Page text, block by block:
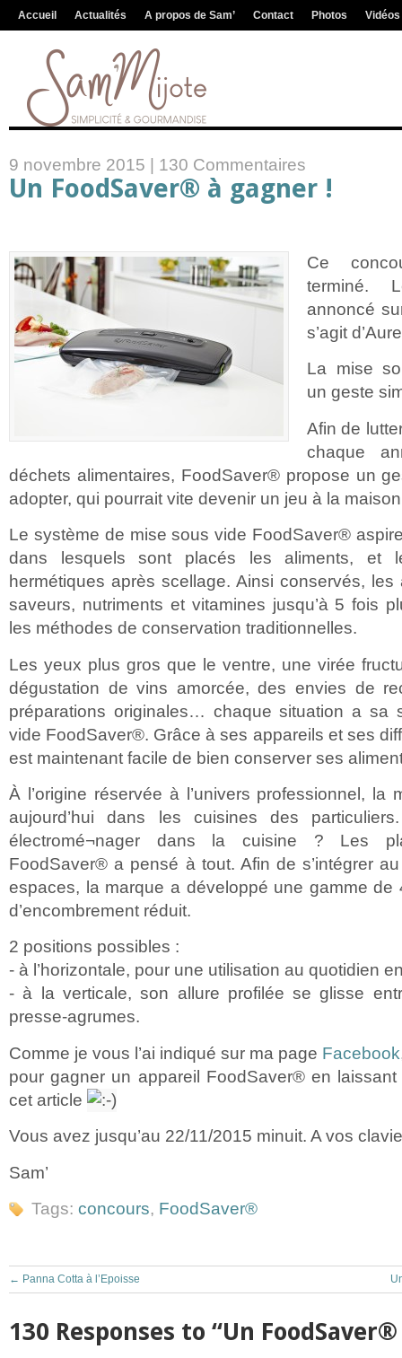
Accueil Actualités A propos de Sam’ Contact Photos Vidéos
9 novembre 2015 | 130 Commentaires
Un FoodSaver® à gagner !
Ce
terminé.
annoncé
s’agit
La mise
un geste
Afin de
chaque
déchets alimentaires, FoodSaver® propose un
adopter, qui pourrait vite devenir un jeu à la
Le système de mise sous vide FoodSaver®
dans lesquels sont placés les aliments, et
hermétiques après scellage. Ainsi conservés,
saveurs, nutriments et vitamines jusqu’à 5 fois
les méthodes de conservation traditionnelles.
Les yeux plus gros que le ventre, une virée
dégustation de vins amorcée, des envies de
préparations originales… chaque situation a sa
vide FoodSaver®. Grâce à ses appareils et ses
est maintenant facile de bien conserver ses
À l’origine réservée à l’univers professionnel, la
aujourd’hui dans les cuisines des
électromé¬nager dans la cuisine ? Les
FoodSaver® a pensé à tout. Afin de s’intégrer
espaces, la marque a développé une gamme de
d’encombrement réduit.
2 positions possibles :
- à l’horizontale, pour une utilisation au quotidien
- à la verticale, son allure profilée se glisse
presse-agrumes.
Comme je vous l’ai indiqué sur ma page Facebook
pour gagner un appareil FoodSaver® en
cet article
Vous avez jusqu’au 22/11/2015 minuit. A vos
Sam’
Tags: concours, FoodSaver®
← Panna Cotta à l’Epoisse
130 Responses to “Un